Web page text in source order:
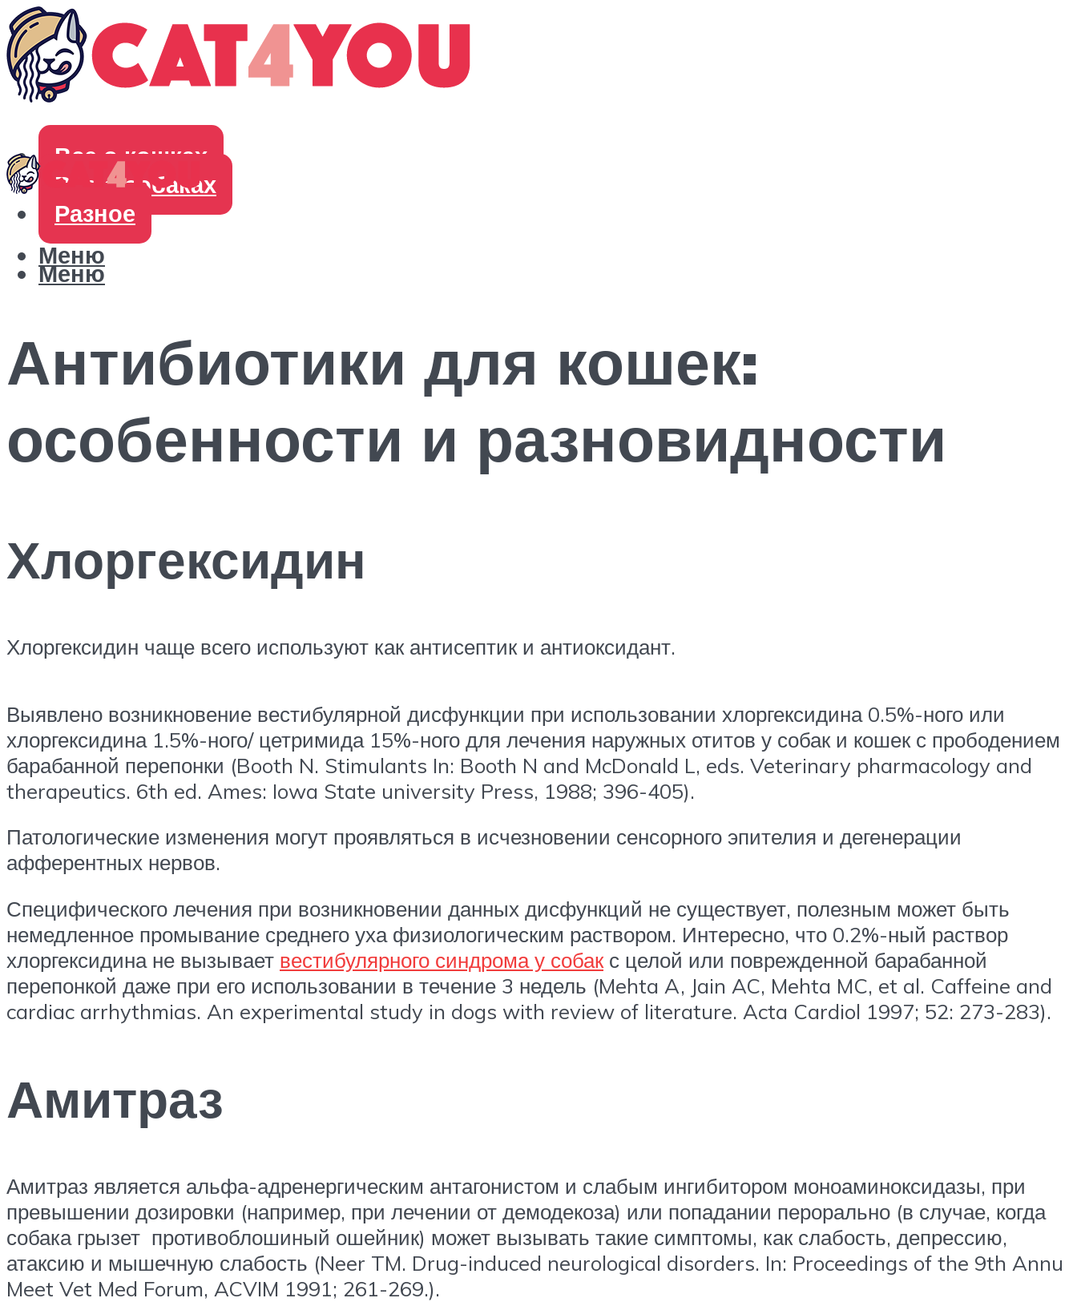
Все о кошках
Все о собаках
Разное
Меню
Меню
Антибиотики для кошек:
особенности и разновидности
Хлоргексидин
Хлоргексидин чаще всего используют как антисептик и антиоксидант.
Выявлено возникновение вестибулярной дисфункции при использовании хлоргексидина 0.5%-ного или
хлоргексидина 1.5%-ного/ цетримида 15%-ного для лечения наружных отитов у собак и кошек с прободением
барабанной перепонки (Booth N. Stimulants In: Booth N and McDonald L, eds. Veterinary pharmacology and
therapeutics. 6th ed. Ames: Iowa State university Press, 1988; 396-405).
Патологические изменения могут проявляться в исчезновении сенсорного эпителия и дегенерации
афферентных нервов.
Специфического лечения при возникновении данных дисфункций не существует, полезным может быть
немедленное промывание среднего уха физиологическим раствором. Интересно, что 0.2%-ный раствор
хлоргексидина не вызывает вестибулярного синдрома у собак с целой или поврежденной барабанной
перепонкой даже при его использовании в течение 3 недель (Mehta A, Jain AC, Mehta MC, et al. Caffeine and
cardiac arrhythmias. An experimental study in dogs with review of literature. Acta Cardiol 1997; 52: 273-283).
Амитраз
Амитраз является альфа-адренергическим антагонистом и слабым ингибитором моноаминоксидазы, при
превышении дозировки (например, при лечении от демодекоза) или попадании перорально (в случае, когда
собака грызет противоблошиный ошейник) может вызывать такие симптомы, как слабость, депрессию,
атаксию и мышечную слабость (Neer TM. Drug-induced neurological disorders. In: Proceedings of the 9th Annu
Meet Vet Med Forum, ACVIM 1991; 261-269.).